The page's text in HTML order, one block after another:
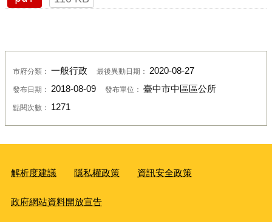
市府分類： 一般行政 最後異動日期： 2020-08-27
發布日期： 2018-08-09 發布單位： 臺中市中區區公所
點閱次數： 1271
解析度建議 隱私權政策 資訊安全政策
政府網站資料開放宣告